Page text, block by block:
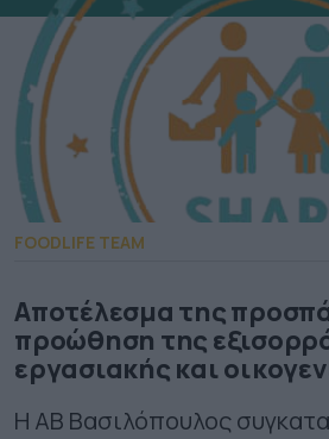
FOODLIFE TEAM
Aποτέλεσμα της
προώθηση της
εργασιακής και
Η ΑΒ Βασιλόπουλος